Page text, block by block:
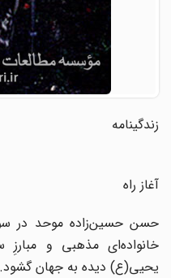
زندگینامه
آغاز راه
خانواده‌‌ای مذهبی و مبارزِ
یحیی(ع) دیده به جهان گشود.